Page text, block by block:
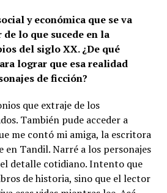
y económica que se va
lo que sucede en la
del siglo XX. ¿De qué
lograr que esa realidad
de ficción?
que extraje de los
También pude acceder a
me contó mi amiga, la escritora
en Tandil. Narré a los personajes
detalle cotidiano. Intento que
de historia, sino que el lector